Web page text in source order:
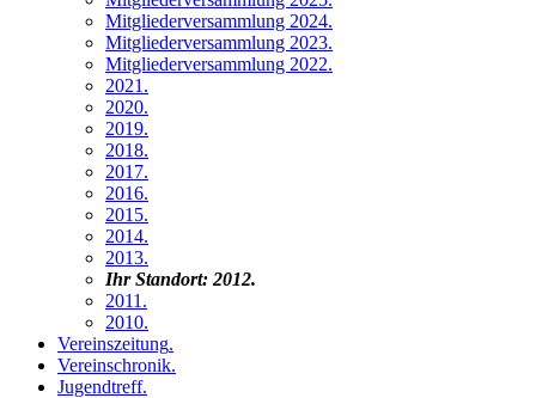
Mitgliederversammlung 2024.
Mitgliederversammlung 2023.
Mitgliederversammlung 2022.
2021 .
2020.
2019.
2018.
2017.
2016.
2015.
2014.
2013.
Ihr Standort: 2012.
2011 .
2010.
Vereinszeitung.
Vereinschronik.
Jugendtreff.